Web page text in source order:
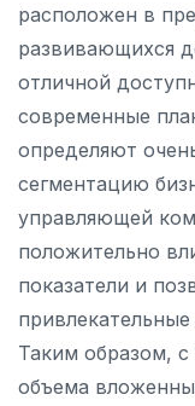
расположен в
развивающихся
отличной
современные
определяют
сегментацию
управляющей
положительно
показатели и
Таким образом,
объема